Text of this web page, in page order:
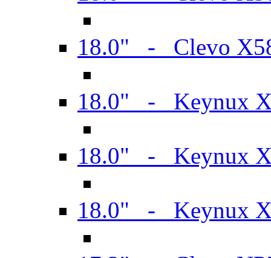
18.0" - Clevo
18.0" - Keynux
18.0" - Keynux
18.0" - Keynux